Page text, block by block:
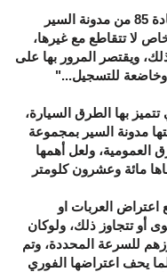
لقد عرف المشرع المغربي بمقتضى المادة 85 من مدونة السير
لا تتقاطع مع غيرها،
ويقتصر المرور بها على
للتسجيل..."
بها الطرق السيارة،
مدونة السير بمجموعة
العمومية، ولعل أهمها
مائة وعشرون كلومتر
العربات او
أو تتجاوز ذلك، ولوكان
للسرعة المحددة، وتم
يحف اعتراضها الفوري